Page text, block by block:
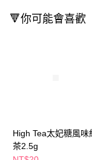
Google Pay
【「AFTEE先享後付」
１．於結帳方式選擇「
每筆NT$65，滿
🔻你可能會喜歡
High Tea太妃糖風味
茶2.5g